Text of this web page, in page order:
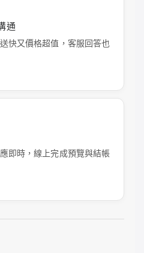
通
快又價格超值，客服回答也
即時，線上完成預覽與結帳